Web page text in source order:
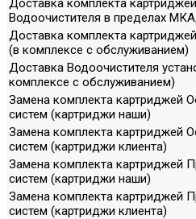
Доставка комплекта
Водоочистителя в пределах
Доставка комплекта
(в комплексе с обслуживанием)
Доставка Водоочистителя
комплексе с обслуживанием)
Замена комплекта картриджей
систем (картриджи наши)
Замена комплекта картриджей
систем (картриджи клиента)
Замена комплекта картриджей
систем (картриджи наши)
Замена комплекта картриджей
систем (картриджи клиента)